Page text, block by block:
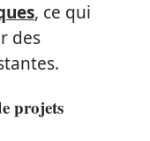
, ce qui
des
projets